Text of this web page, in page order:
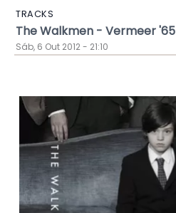
TRACKS
The Walkmen - Vermeer '65
Sáb, 6 Out 2012 - 21:10